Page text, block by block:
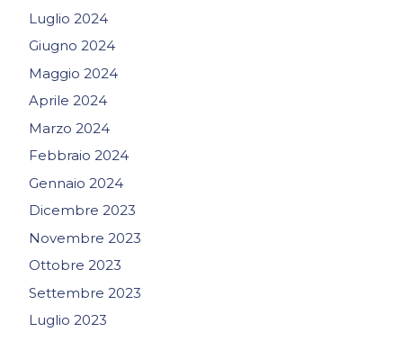
Luglio 2024
Giugno 2024
Maggio 2024
Aprile 2024
Marzo 2024
Febbraio 2024
Gennaio 2024
Dicembre 2023
Novembre 2023
Ottobre 2023
Settembre 2023
Luglio 2023